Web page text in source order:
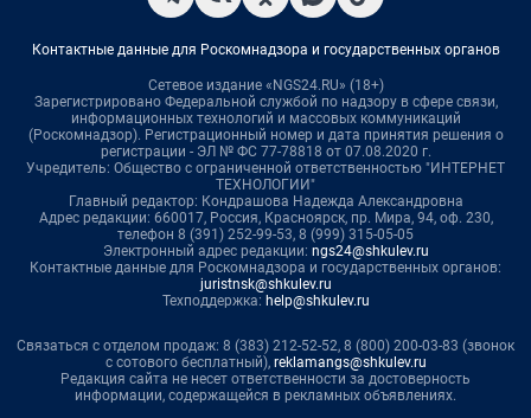
Контактные данные для Роскомнадзора и государственных органов
Сетевое издание «NGS24.RU» (18+)
Зарегистрировано Федеральной службой по надзору в сфере связи,
информационных технологий и массовых коммуникаций
(Роскомнадзор). Регистрационный номер и дата принятия решения о
регистрации - ЭЛ № ФС 77-78818 от 07.08.2020 г.
Учредитель: Общество с ограниченной ответственностью "ИНТЕРНЕТ
ТЕХНОЛОГИИ"
Главный редактор: Кондрашова Надежда Александровна
Адрес редакции: 660017, Россия, Красноярск, пр. Мира, 94, оф. 230,
телефон 8 (391) 252-99-53, 8 (999) 315-05-05
Электронный адрес редакции: ngs24@shkulev.ru
Контактные данные для Роскомнадзора и государственных органов:
juristnsk@shkulev.ru
Техподдержка: help@shkulev.ru
Связаться с отделом продаж: 8 (383) 212-52-52, 8 (800) 200-03-83 (звонок
с сотового бесплатный), reklamangs@shkulev.ru
Редакция сайта не несет ответственности за достоверность
информации, содержащейся в рекламных объявлениях.